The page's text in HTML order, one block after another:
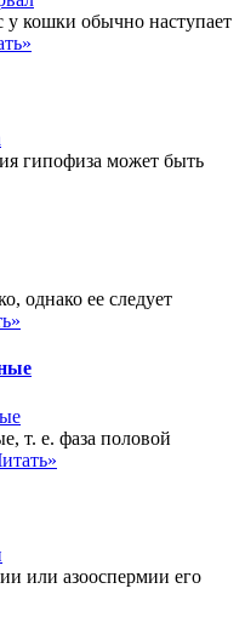
у кошки обычно наступает
гипофиза может быть
однако ее следует
т. е. фаза половой
или азооспермии его